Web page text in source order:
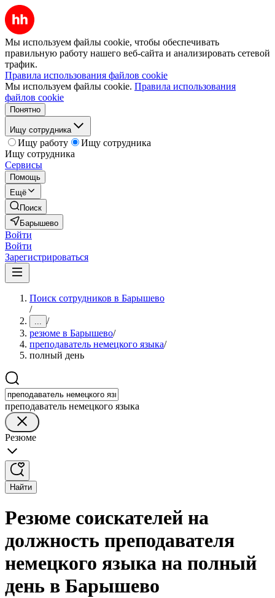
Мы используем файлы cookie, чтобы обеспечивать
правильную работу нашего веб-сайта и анализировать сетевой
трафик.
Правила использования файлов cookie
Мы используем файлы cookie. Правила использования
файлов cookie
Понятно
Ищу сотрудника
Ищу работу
Ищу сотрудника
Ищу сотрудника
Сервисы
Помощь
Ещё
Поиск
Барышево
Войти
Войти
Зарегистрироваться
Поиск сотрудников в Барышево
/
... /
резюме в Барышево/
преподаватель немецкого языка/
полный день
преподаватель немецкого языка
Резюме
Найти
Резюме соискателей на
должность преподавателя
немецкого языка на полный
день в Барышево